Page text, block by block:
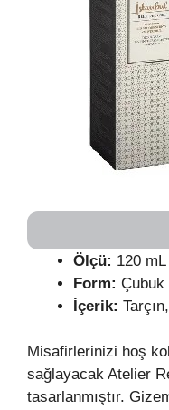
Ölçü: 120 mL
Form: Çubuk
İçerik:
Misafirlerinizi hoş
sağlayacak Atelier
tasarlanmıştır.